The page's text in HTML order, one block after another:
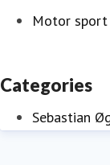
Motor sport
Categories
Sebastian